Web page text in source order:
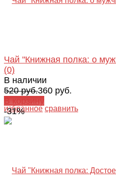
избранное сравнить
Чай "Книжная полка: о
(0)
В наличии
520 руб.360 руб.
В корзину
-31%